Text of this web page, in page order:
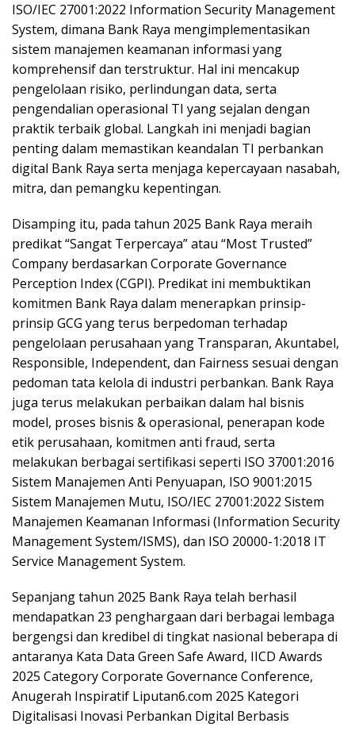
ISO/IEC 27001:2022 Information Security Management
System, dimana Bank Raya mengimplementasikan
sistem manajemen keamanan informasi yang
komprehensif dan terstruktur. Hal ini mencakup
pengelolaan risiko, perlindungan data, serta
pengendalian operasional TI yang sejalan dengan
praktik terbaik global. Langkah ini menjadi bagian
penting dalam memastikan keandalan TI perbankan
digital Bank Raya serta menjaga kepercayaan nasabah,
mitra, dan pemangku kepentingan.
Disamping itu, pada tahun 2025 Bank Raya meraih
predikat “Sangat Terpercaya” atau “Most Trusted”
Company berdasarkan Corporate Governance
Perception Index (CGPI). Predikat ini membuktikan
komitmen Bank Raya dalam menerapkan prinsip-
prinsip GCG yang terus berpedoman terhadap
pengelolaan perusahaan yang Transparan, Akuntabel,
Responsible, Independent, dan Fairness sesuai dengan
pedoman tata kelola di industri perbankan. Bank Raya
juga terus melakukan perbaikan dalam hal bisnis
model, proses bisnis & operasional, penerapan kode
etik perusahaan, komitmen anti fraud, serta
melakukan berbagai sertifikasi seperti ISO 37001:2016
Sistem Manajemen Anti Penyuapan, ISO 9001:2015
Sistem Manajemen Mutu, ISO/IEC 27001:2022 Sistem
Manajemen Keamanan Informasi (Information Security
Management System/ISMS), dan ISO 20000-1:2018 IT
Service Management System.
Sepanjang tahun 2025 Bank Raya telah berhasil
mendapatkan 23 penghargaan dari berbagai lembaga
bergengsi dan kredibel di tingkat nasional beberapa di
antaranya Kata Data Green Safe Award, IICD Awards
2025 Category Corporate Governance Conference,
Anugerah Inspiratif Liputan6.com 2025 Kategori
Digitalisasi Inovasi Perbankan Digital Berbasis